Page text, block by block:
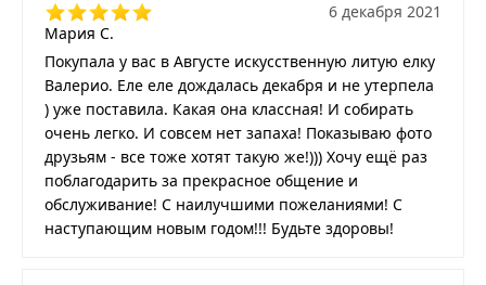
Мария С.
6 декабря 2021
Покупала у вас в Августе искусственную литую елку
Валерио. Еле еле дождалась декабря и не утерпела
) уже поставила. Какая она классная! И собирать
очень легко. И совсем нет запаха! Показываю фото
друзьям - все тоже хотят такую же!))) Хочу ещё раз
поблагодарить за прекрасное общение и
обслуживание! С наилучшими пожеланиями! С
наступающим новым годом!!! Будьте здоровы!